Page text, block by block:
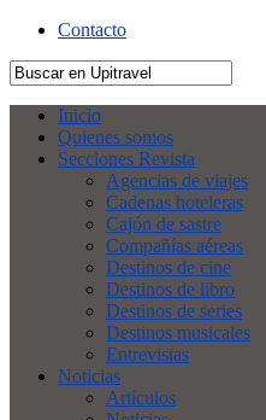
Contacto
Inicio
Quienes somos
Secciones Revista
Agencias de viajes
Cadenas hoteleras
Cajón de sastre
Compañías aéreas
Destinos de cine
Destinos de libro
Destinos de series
Destinos musicales
Entrevistas
Noticias
Artículos